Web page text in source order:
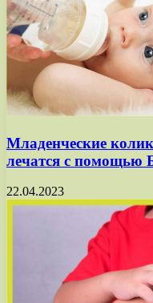
Младенческие
лечатся с
22.04.2023